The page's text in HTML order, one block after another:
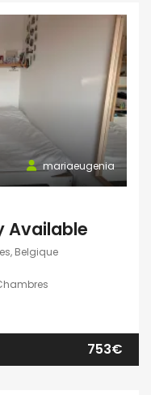
mariaeugenia
Available
Belgique
753€